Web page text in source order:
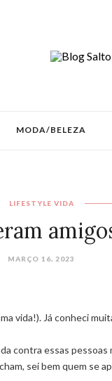
MODA/BELEZA
LIFESTYLE VIDA
MARÇO 16, 2023
vida!). Já conheci
contra essas pessoas
sei bem quem se